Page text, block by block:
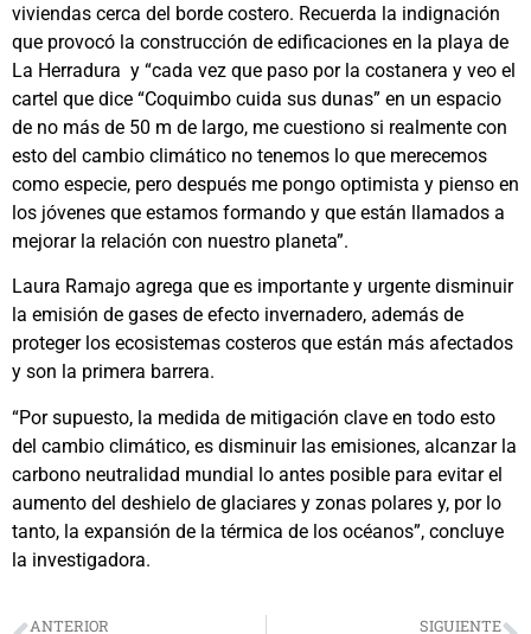
viviendas cerca del borde costero. Recuerda la indignación
que provocó la construcción de edificaciones en la playa de
La Herradura y “cada vez que paso por la costanera y veo el
cartel que dice “Coquimbo cuida sus dunas” en un espacio
de no más de 50 m de largo, me cuestiono si realmente con
esto del cambio climático no tenemos lo que merecemos
como especie, pero después me pongo optimista y pienso en
los jóvenes que estamos formando y que están llamados a
mejorar la relación con nuestro planeta”.
Laura Ramajo agrega que es importante y urgente disminuir
la emisión de gases de efecto invernadero, además de
proteger los ecosistemas costeros que están más afectados
y son la primera barrera.
“Por supuesto, la medida de mitigación clave en todo esto
del cambio climático, es disminuir las emisiones, alcanzar la
carbono neutralidad mundial lo antes posible para evitar el
aumento del deshielo de glaciares y zonas polares y, por lo
tanto, la expansión de la térmica de los océanos”, concluye
la investigadora.
ANTERIOR SIGUIENTE